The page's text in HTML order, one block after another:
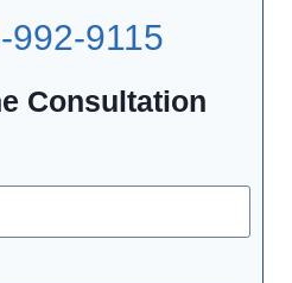
992-9115
Consultation